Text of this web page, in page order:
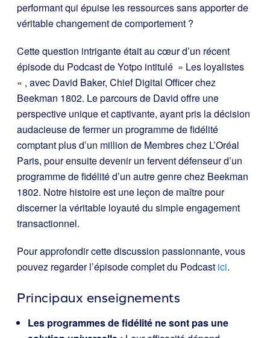
performant qui épuise les ressources sans apporter de
véritable changement de comportement ?
Cette question intrigante était au cœur d’un récent
épisode du Podcast de Yotpo intitulé » Les loyalistes
« , avec David Baker, Chief Digital Officer chez
Beekman 1802. Le parcours de David offre une
perspective unique et captivante, ayant pris la décision
audacieuse de fermer un programme de fidélité
comptant plus d’un million de Membres chez L’Oréal
Paris, pour ensuite devenir un fervent défenseur d’un
programme de fidélité d’un autre genre chez Beekman
1802. Notre histoire est une leçon de maître pour
discerner la véritable loyauté du simple engagement
transactionnel.
Pour approfondir cette discussion passionnante, vous
pouvez regarder l’épisode complet du Podcast ici.
Principaux enseignements
Les programmes de fidélité ne sont pas une